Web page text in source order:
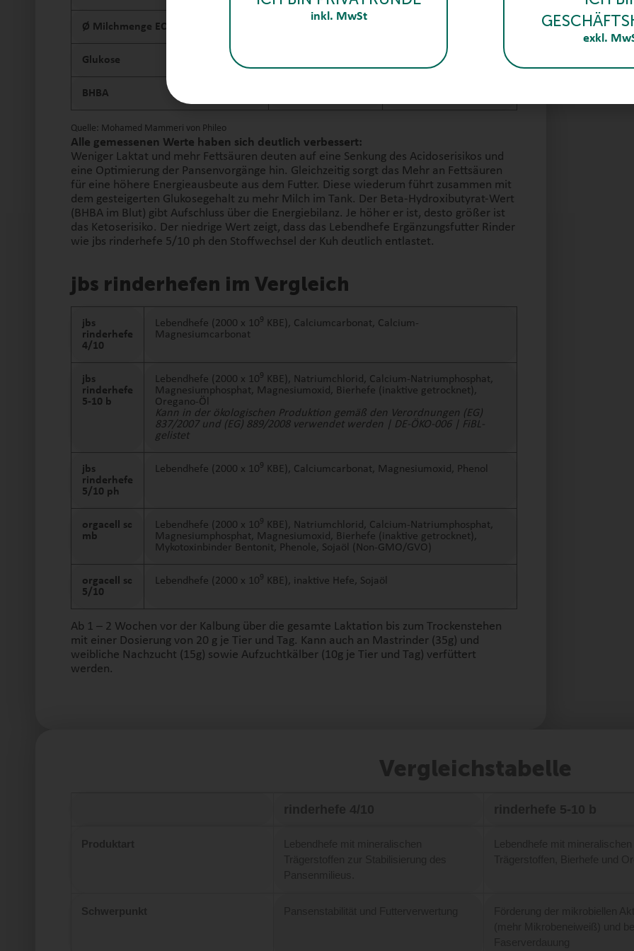
Ø Milchmenge ECM
Glukose
BHBA
Quelle: Mohamed Mammeri von Phileo
Alle gemessenen Werte haben sich deutlich verbessert:
Weniger Laktat und mehr Fettsäuren deuten auf eine Senkung des Acidoserisikos und
eine Optimierung der Pansenvorgänge hin. Gleichzeitig sorgt das Mehr an Fettsäuren
für eine höhere Energieausbeute aus dem Futter. Diese wiederum führt zusammen mit
dem gesteigerten Glukosegehalt zu mehr Milch im Tank. Der Beta-Hydroxibutyrat-Wert
(BHBA im Blut) gibt Aufschluss über die Energiebilanz. Je höher er ist, desto größer ist
das Ketoserisiko. Der niedrige Wert zeigt, dass das Lebendhefe Ergänzungsfutter Rinder
wie jbs rinderhefe 5/10 ph den Stoffwechsel der Kuh deutlich entlastet.
jbs rinderhefen im Vergleich
jbs
rinderhefe
4/10
Lebendhefe (2000 x 109
KBE), Calciumcarbonat, Calcium-
Magnesiumcarbonat
jbs
rinderhefe
5-10 b
Lebendhefe (2000 x 109
KBE), Natriumchlorid, Calcium-Natriumphosphat,
Magnesiumphosphat, Magnesiumoxid, Bierhefe (inaktive getrocknet),
Oregano-Öl
Kann in der ökologischen Produktion gemäß den Verordnungen (EG)
837/2007 und (EG) 889/2008 verwendet werden | DE-ÖKO-006 | FiBL-
gelistet
jbs
rinderhefe
5/10 ph
Lebendhefe (2000 x 109 KBE), Calciumcarbonat, Magnesiumoxid, Phenol
orgacell sc
mb
Lebendhefe (2000 x 109
KBE), Natriumchlorid, Calcium-Natriumphosphat,
Magnesiumphosphat, Magnesiumoxid, Bierhefe (inaktive getrocknet),
Mykotoxinbinder Bentonit, Phenole, Sojaöl (Non-GMO/GVO)
orgacell sc
5/10
Lebendhefe (2000 x 109 KBE), inaktive Hefe, Sojaöl
Ab 1 – 2 Wochen vor der Kalbung über die gesamte Laktation bis zum Trockenstehen
mit einer Dosierung von 20 g je Tier und Tag. Kann auch an Mastrinder (35g) und
weibliche Nachzucht (15g) sowie Aufzuchtkälber (10g je Tier und Tag) verfüttert
werden.
Vergleichstabelle
inkl. MwSt
exkl.